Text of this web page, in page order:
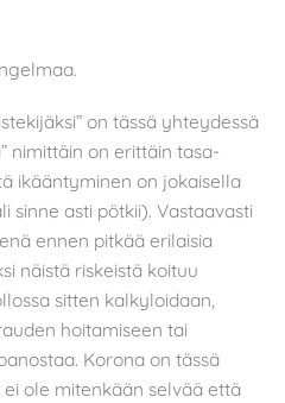
on tässä yhteydessä
nimittäin on erittäin tasa-
ikääntyminen on jokaisella
sinne asti pötkii). Vastaavasti
ennen pitkää erilaisia
näistä riskeistä koituu
sitten kalkyloidaan,
hoitamiseen tai
Korona on tässä
ole mitenkään selvää että